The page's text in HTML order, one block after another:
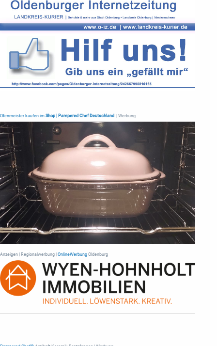
Ofenmeister kaufen im Shop | Pampered Chef Deutschland | Werbung
Anzeigen | Regionalwerbung | OnlineWerbung Oldenburg